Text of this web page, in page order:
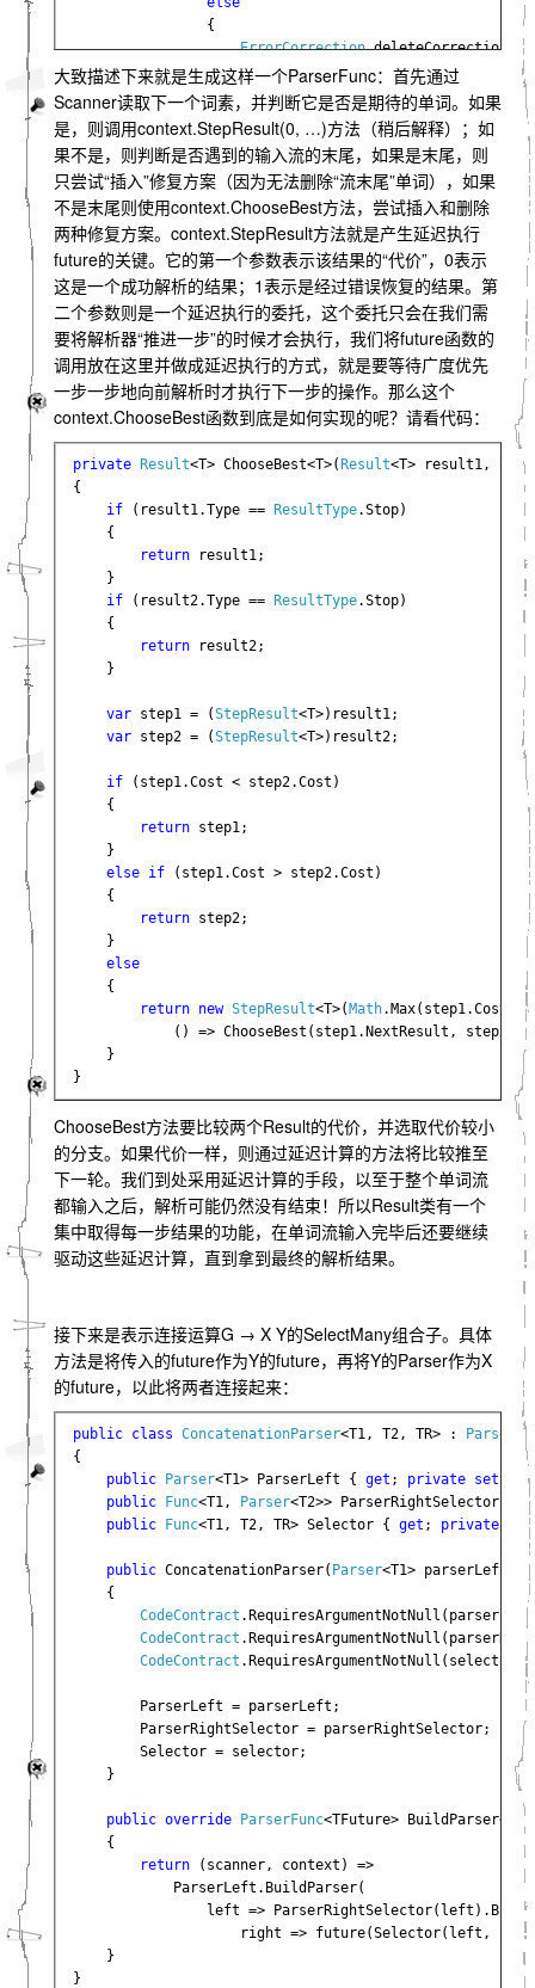
{
ErrorCorrection deleteCorrection =
return
context.StepResult(1, () =>
}
            }
        };
return scan;
    }
大致描述下来就是生成这样一个ParserFunc：首先通过
Scanner读取下一个词素，并判断它是否是期待的单词。如果
是，则调用context.StepResult(0, …)方法（稍后解释）；如
果不是，则判断是否遇到的输入流的末尾，如果是末尾，则
只尝试“插入”修复方案（因为无法删除“流末尾”单词），如果
不是末尾则使用context.ChooseBest方法，尝试插入和删除
两种修复方案。context.StepResult方法就是产生延迟执行
future的关键。它的第一个参数表示该结果的“代价”，0表示
这是一个成功解析的结果；1表示是经过错误恢复的结果。第
二个参数则是一个延迟执行的委托，这个委托只会在我们需
要将解析器“推进一步”的时候才会执行，我们将future函数的
调用放在这里并做成延迟执行的方式，就是要等待广度优先
一步一步地向前解析时才执行下一步的操作。那么这个
context.ChooseBest函数到底是如何实现的呢？请看代码：
private Result<T> ChooseBest<T>( Result<T> result1,
{
if
(result1.Type == ResultType.Stop)
    {
return
result1;
    }
if
(result2.Type == ResultType.Stop)
    {
return
result2;
    }
var step1 = (StepResult<T>)result1;
var step2 = (StepResult<T>)result2;
if
(step1.Cost < step2.Cost)
    {
return step1;
    }
else if
(step1.Cost > step2.Cost)
    {
return step2;
    }
else
{
return new StepResult<T>( Math.Max(step1.Cost,
() => ChooseBest(step1.NextResult,
    }
}
ChooseBest方法要比较两个Result的代价，并选取代价较小
的分支。如果代价一样，则通过延迟计算的方法将比较推至
下一轮。我们到处采用延迟计算的手段，以至于整个单词流
都输入之后，解析可能仍然没有结束！所以Result类有一个
集中取得每一步结果的功能，在单词流输入完毕后还要继续
驱动这些延迟计算，直到拿到最终的解析结果。
接下来是表示连接运算G → X Y的SelectMany组合子。具体
方法是将传入的future作为Y的future，再将Y的Parser作为X
的future，以此将两者连接起来：
public class ConcatenationParser<T1, T2, TR> : Parser
{
public
Parser<T1> ParserLeft { get ; private set
public
Func<T1, Parser<T2>> ParserRightSelector {
public
Func<T1, T2, TR> Selector { get ; private set
public ConcatenationParser( Parser<T1> parserLeft,
    {
CodeContract
CodeContract
CodeContract .RequiresArgumentNotNull(selector,
        ParserLeft = parserLeft;
        ParserRightSelector = parserRightSelector;
        Selector = selector;
    }
public override ParserFunc<TFuture>
    {
return
(scanner, context) =>
            ParserLeft.BuildParser(
left =>
right => future(Selector(left,
    }
}